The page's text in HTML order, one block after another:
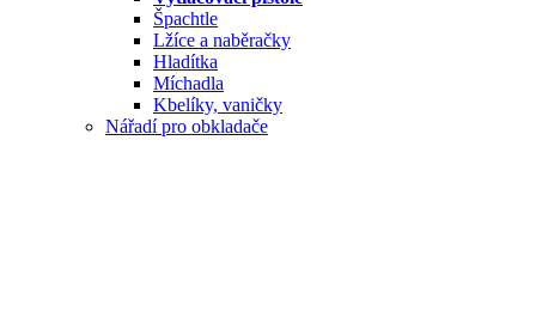
Špachtle
Lžíce a naběračky
Hladítka
Míchadla
Kbelíky, vaničky
Nářadí pro obkladače